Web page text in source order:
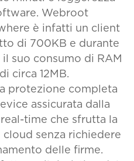
Webroot
è infatti un client
di 700KB e durante
il suo consumo di RAM
circa 12MB.
protezione completa
assicurata dalla
time che sfrutta la
senza richiedere
delle firme.